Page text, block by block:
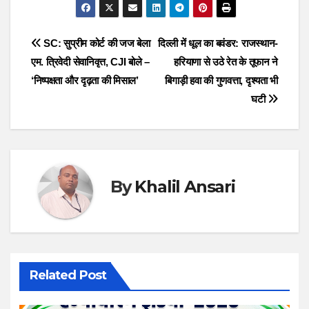
Post
navigation
दिल्ली में धूल का बवंडर: राजस्थान-
हरियाणा से उठे रेत के तूफान ने
बिगाड़ी हवा की गुणवत्ता, दृश्यता भी
घटी
SC: सुप्रीम कोर्ट की जज बेला
एम. त्रिवेदी सेवानिवृत्त, CJI बोले –
‘निष्पक्षता और दृढ़ता की मिसाल’
ByKhalil Ansari
Related Post